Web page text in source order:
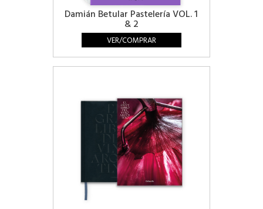
Damián Betular Pastelería VOL. 1
& 2
VER/COMPRAR